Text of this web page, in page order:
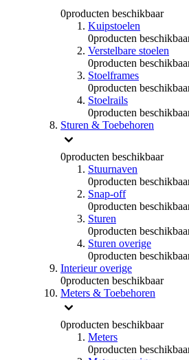
0producten beschikbaar
Kuipstoelen
0producten
Verstelbare stoelen
0producten
Stoelframes
0producten
Stoelrails
0producten
Sturen & Toebehoren
0producten beschikbaar
Stuurnaven
0producten
Snap-off
0producten
Sturen
0producten
Sturen overige
0producten
Interieur overige
0producten beschikbaar
Meters & Toebehoren
0producten beschikbaar
Meters
0producten